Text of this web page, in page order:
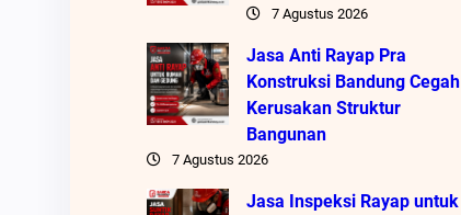
7 Agustus 2026
Jasa Anti Rayap Pra
Konstruksi Bandung Cegah
Kerusakan Struktur
Bangunan
7 Agustus 2026
Jasa Inspeksi Rayap untuk